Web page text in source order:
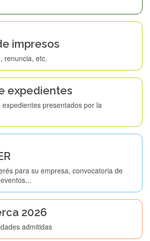
impresos
renuncia, etc.
expedientes
presentados por la
para su empresa, convocatoria de
2026
admitidas